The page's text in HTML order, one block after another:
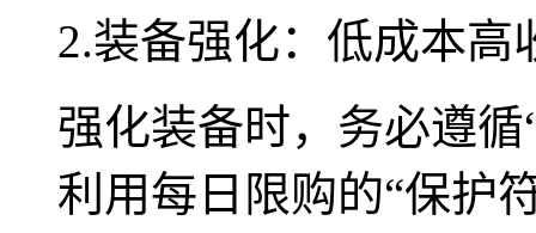
2.装备强化：低成本高
强化装备时，务必遵
利用每日限购的“保护